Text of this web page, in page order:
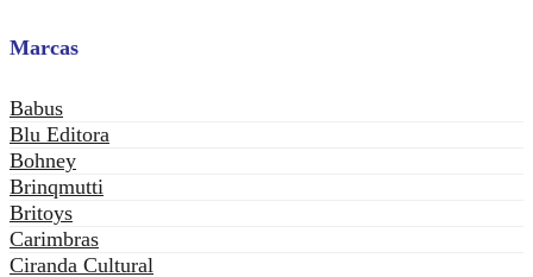
Marcas
Babus
Blu Editora
Bohney
Brinqmutti
Britoys
Carimbras
Ciranda Cultural